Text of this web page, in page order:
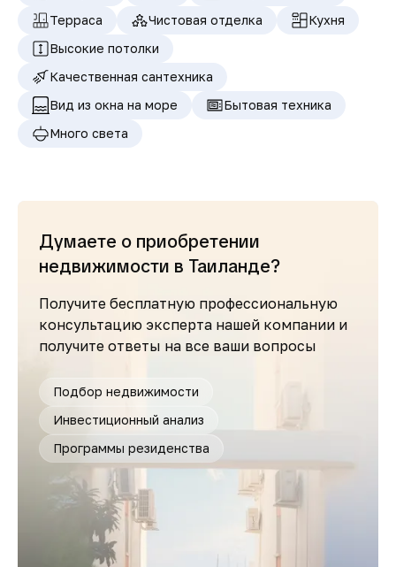
Терраса
Чистовая отделка
Кухня
Высокие потолки
Качественная сантехника
Вид из окна на море
Бытовая техника
Много света
Думаете о приобретении
недвижимости в Таиланде?
Получите бесплатную профессиональную
консультацию эксперта нашей компании и
получите ответы на все ваши вопросы
Подбор недвижимости
Инвестиционный анализ
Программы резиденства